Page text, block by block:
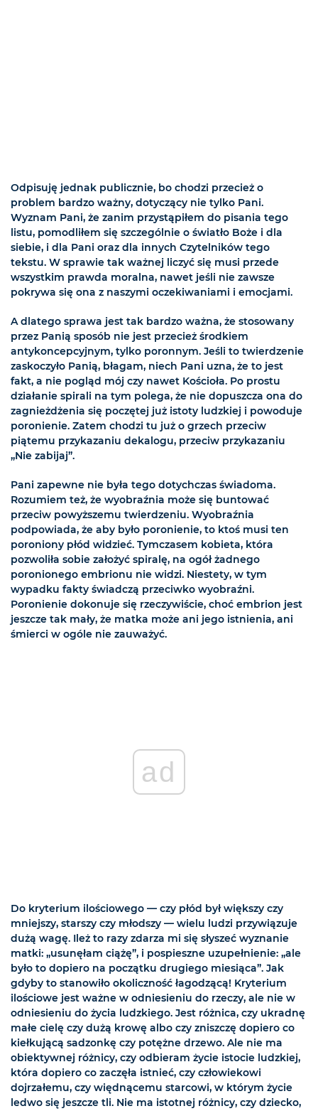
Odpisuję jednak publicznie, bo chodzi przecież o
problem bardzo ważny, dotyczący nie tylko Pani.
Wyznam Pani, że zanim przystąpiłem do pisania tego
listu, pomodliłem się szczególnie o światło Boże i dla
siebie, i dla Pani oraz dla innych Czytelników tego
tekstu. W sprawie tak ważnej liczyć się musi przede
wszystkim prawda moralna, nawet jeśli nie zawsze
pokrywa się ona z naszymi oczekiwaniami i emocjami.
A dlatego sprawa jest tak bardzo ważna, że stosowany
przez Panią sposób nie jest przecież środkiem
antykoncepcyjnym, tylko poronnym. Jeśli to twierdzenie
zaskoczyło Panią, błagam, niech Pani uzna, że to jest
fakt, a nie pogląd mój czy nawet Kościoła. Po prostu
działanie spirali na tym polega, że nie dopuszcza ona do
zagnieżdżenia się poczętej już istoty ludzkiej i powoduje
poronienie. Zatem chodzi tu już o grzech przeciw
piątemu przykazaniu dekalogu, przeciw przykazaniu
„Nie zabijaj”.
Pani zapewne nie była tego dotychczas świadoma.
Rozumiem też, że wyobraźnia może się buntować
przeciw powyższemu twierdzeniu. Wyobraźnia
podpowiada, że aby było poronienie, to ktoś musi ten
poroniony płód widzieć. Tymczasem kobieta, która
pozwoliła sobie założyć spiralę, na ogół żadnego
poronionego embrionu nie widzi. Niestety, w tym
wypadku fakty świadczą przeciwko wyobraźni.
Poronienie dokonuje się rzeczywiście, choć embrion jest
jeszcze tak mały, że matka może ani jego istnienia, ani
śmierci w ogóle nie zauważyć.
ad
Do kryterium ilościowego — czy płód był większy czy
mniejszy, starszy czy młodszy — wielu ludzi przywiązuje
dużą wagę. Ileż to razy zdarza mi się słyszeć wyznanie
matki: „usunęłam ciążę”, i pospieszne uzupełnienie: „ale
było to dopiero na początku drugiego miesiąca”. Jak
gdyby to stanowiło okoliczność łagodzącą! Kryterium
ilościowe jest ważne w odniesieniu do rzeczy, ale nie w
odniesieniu do życia ludzkiego. Jest różnica, czy ukradnę
małe cielę czy dużą krowę albo czy zniszczę dopiero co
kiełkującą sadzonkę czy potężne drzewo. Ale nie ma
obiektywnej różnicy, czy odbieram życie istocie ludzkiej,
która dopiero co zaczęła istnieć, czy człowiekowi
dojrzałemu, czy więdnącemu starcowi, w którym życie
ledwo się jeszcze tli. Nie ma istotnej różnicy, czy dziecko,